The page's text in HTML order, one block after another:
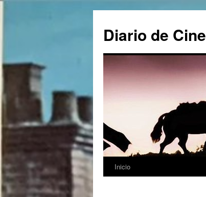
contenido
Diario de Cine
Inicio